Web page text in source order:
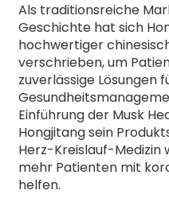
Als traditionsreiche
Geschichte hat sich
hochwertiger
verschrieben, um
zuverlässige Lösungen
Einführung der Musk
Hongjitang sein
Herz-Kreislauf-Medizin
mehr Patienten mit
helfen.